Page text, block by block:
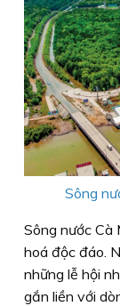
Sông
Sông nước Cà
hoá độc đáo.
những lễ hội
gắn liền với